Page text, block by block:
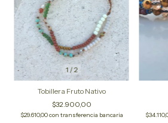
1 /2
Tobillera Fruto Nativo
$32.900,00
$29.610,00con transferencia bancaria